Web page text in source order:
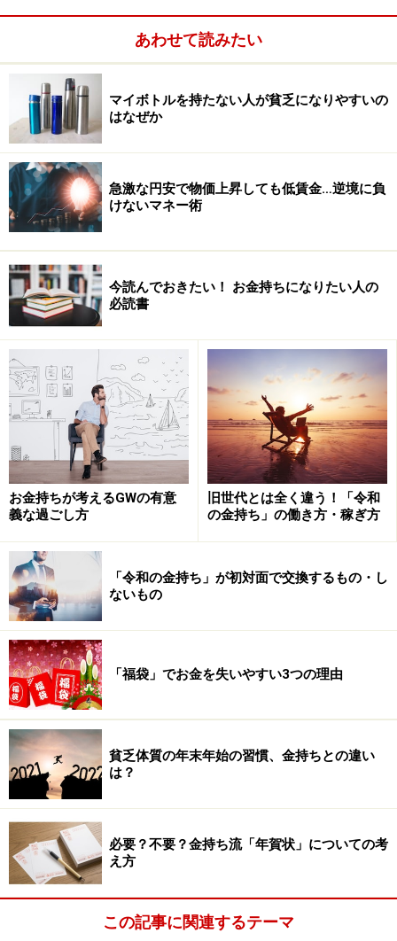
脳が大きく発達するこの貴重な幼少期に、家で引きこも
って過ごすのは、健全な発達の阻害要因になるのではと
危惧しています。
2021年のGWはどう過ごす？
感染対策をしてGWを楽しむ
私自身は2020年1月の段階で感染拡大を予測し、自己隔
離を始めたぐらい、危機意識は人一倍強い方です。当
時、周囲からは「早過ぎでは？」「考え過ぎでは？」な
どと言われましたが、その後の顛末はご存じの通りで
す。
早い段階でコロナの特性がわかったため、2020年のGW
は家族旅行をしました。道路もホテルも各種施設もガラ
ガラで快適でした。そして今年のGWも帰省を兼ねて家族
旅行の予定です。ただし、これも昨年同様「移動は家族
だけで」「換気が不十分で大人数がいる場所には近寄ら
ない」「飲食は個室」「遊ぶのはもっぱら屋外」を心掛
けるつもりではあります。
どう過ごすかはそれぞれ自由ですが、わが家では「せっ
あわせて読みたい
マイボトルを持たない人が貧乏になりやすいの
はなぜか
急激な円安で物価上昇しても低賃金…逆境に負
けないマネー術
今読んでおきたい！ お金持ちになりたい人の
必読書
お金持ちが考えるGWの有意
義な過ごし方
旧世代とは全く違う！「令和
の金持ち」の働き方・稼ぎ方
「令和の金持ち」が初対面で交換するもの・し
ないもの
「福袋」でお金を失いやすい3つの理由
貧乏体質の年末年始の習慣、金持ちとの違い
は？
必要？不要？金持ち流「年賀状」についての考
え方
この記事に関連するテーマ